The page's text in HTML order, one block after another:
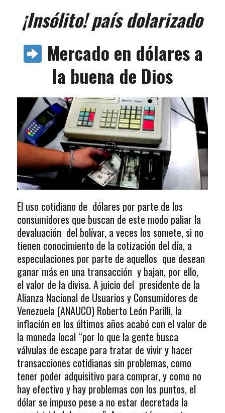
¡Insólito! país dolarizado
Mercado en dólares a
la buena de Dios
El uso cotidiano de dólares por parte de los
consumidores que buscan de este modo paliar la
devaluación del bolívar, a veces los somete, si no
tienen conocimiento de la cotización del día, a
especulaciones por parte de aquellos que desean
ganar más en una transacción y bajan, por ello,
el valor de la divisa. A juicio del presidente de la
Alianza Nacional de Usuarios y Consumidores de
Venezuela (ANAUCO) Roberto León Parilli, la
inflación en los últimos años acabó con el valor de
la moneda local “por lo que la gente busca
válvulas de escape para tratar de vivir y hacer
transacciones cotidianas sin problemas, como
tener poder adquisitivo para comprar, y como no
hay efectivo y hay problemas con los puntos, el
dólar se impuso pese a no estar decretada la